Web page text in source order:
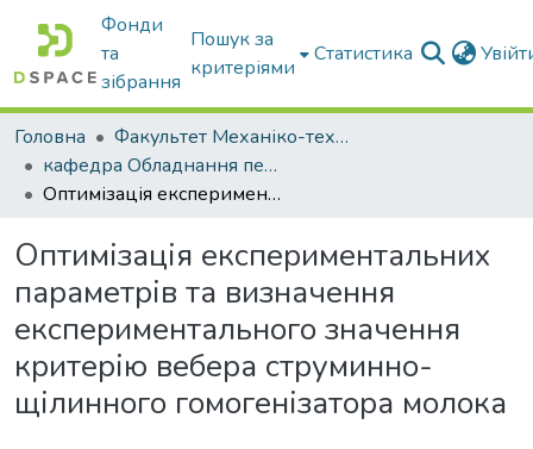
Фонди
та
зібрання
Пошук за
критеріями
Статистика
Головна
Факультет Механіко-технологічний
кафедра Обладнання переробних і харчових виробництв ім. професора Ф.Ю. Ялпачика
Оптимізація експериментальних параметрів та визначення експериментального значення критерію вебера струминно-щілинного гомогенізатора молока
Оптимізація експериментальних
параметрів та визначення
експериментального значення
критерію вебера струминно-
щілинного гомогенізатора молока